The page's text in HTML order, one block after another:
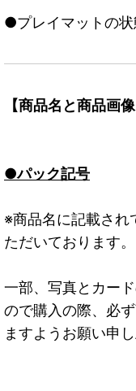
●プレイマットの
【商品名と商品画
●パック記号
※商品名に記載され
ただいております。
一部、写真とカー
ので購入の際、必
ますようお願い申し